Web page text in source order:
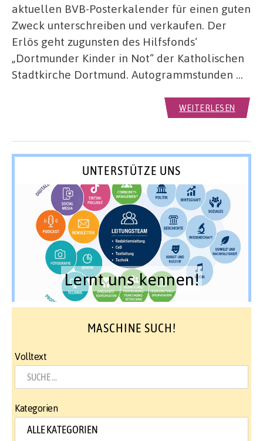
aktuellen BVB-Posterkalender für einen guten
Zweck unterschreiben und verkaufen. Der
Erlös geht zugunsten des Hilfsfonds‘
„Dortmunder Kinder in Not“ der Katholischen
Stadtkirche Dortmund. Autogrammstunden …
WEITERLESEN
UNTERSTÜTZE UNS
Lernt uns kennen!
MASCHINE SUCH!
Volltext
Kategorien